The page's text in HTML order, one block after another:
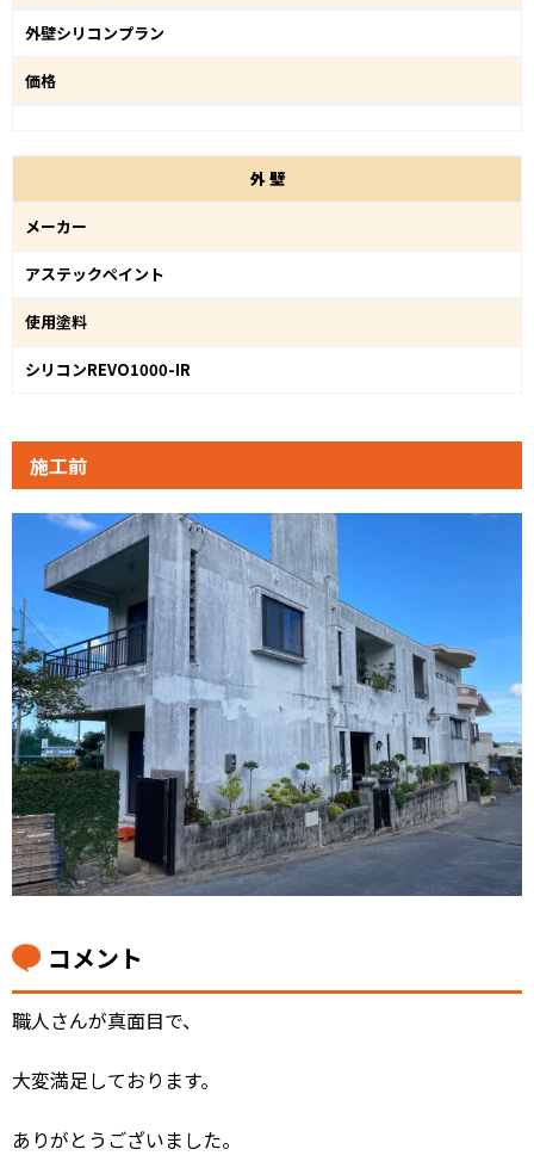
外壁シリコンプラン
価格
外壁
メーカー
アステックペイント
使用塗料
シリコンREVO1000-IR
施工前
コメント
職人さんが真面目で、
大変満足しております。
ありがとうございました。